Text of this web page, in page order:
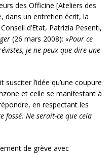
des Officine [Ateliers des
dans un entretien écrit, la
d’Etat, Patrizia Pesenti,
(26 mars 2008): «Pour ce
je ne peux que dire une
l’idée qu’une coupure
et celle se manifestant à
en respectant les
fossé. Ne serait-ce que cela
de grève avec